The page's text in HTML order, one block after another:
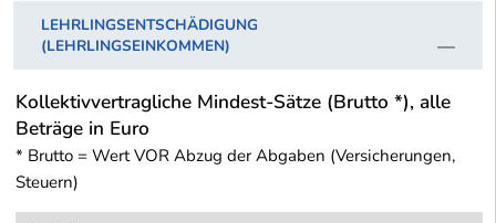
LEHRLINGSENTSCHÄDIGUNG
(LEHRLINGSEINKOMMEN)
Kollektivvertragliche Mindest-Sätze (Brutto *), alle
Beträge in Euro
* Brutto = Wert VOR Abzug der Abgaben (Versicherungen,
Steuern)